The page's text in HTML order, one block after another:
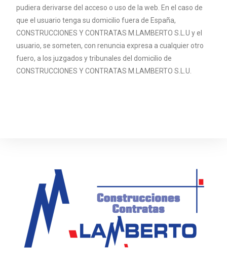
pudiera derivarse del acceso o uso de la web. En el caso de
que el usuario tenga su domicilio fuera de España,
CONSTRUCCIONES Y CONTRATAS M.LAMBERTO S.L.U y el
usuario, se someten, con renuncia expresa a cualquier otro
fuero, a los juzgados y tribunales del domicilio de
CONSTRUCCIONES Y CONTRATAS M.LAMBERTO S.L.U.